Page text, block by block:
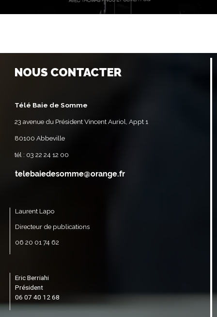
NOUS CONTACTER
Télé Baie de Somme
23 avenue du Président Vincent Auriol, Appt 1
80100 Abbeville
tél : 03 22 24 12 00
Laurent Lapo
Directeur de publications
06 20 01 74 62
Eric Berriahi
Président
06 07 40 12 68